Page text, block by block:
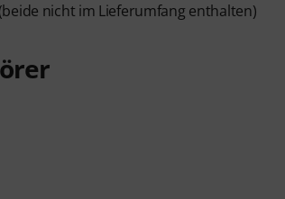
(beide nicht im Lieferumfang enthalten)